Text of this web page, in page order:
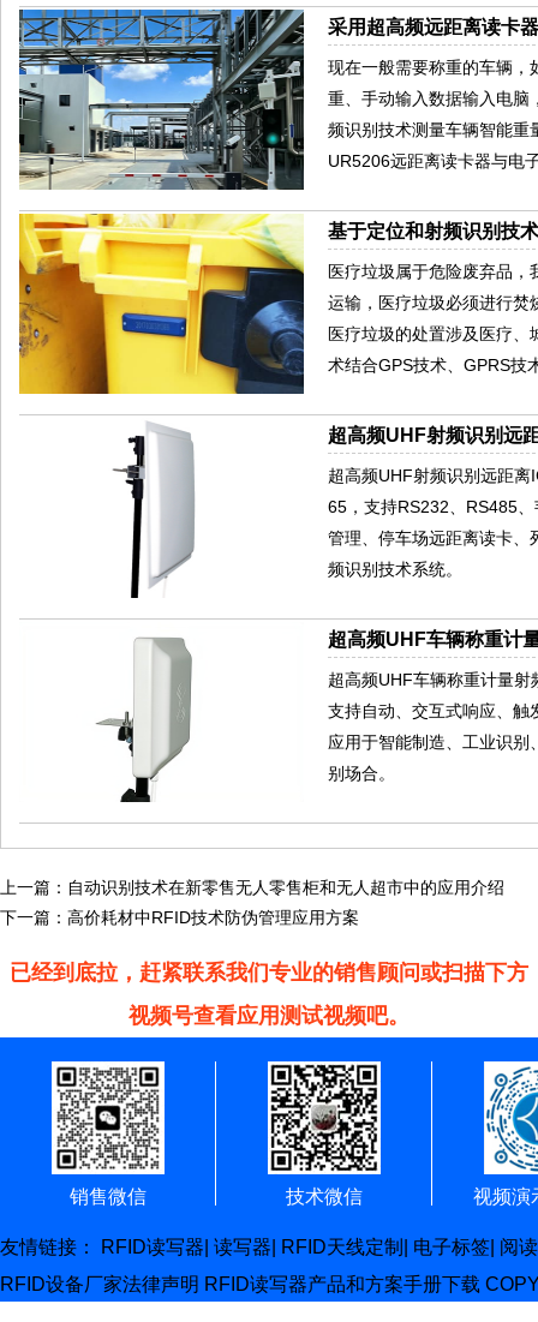
采用超高频远距离读卡
现在一般需要称重的车辆，
重、手动输入数据输入电脑
频识别技术测量车辆智能重
UR5206远距离读卡器与电
基于定位和射频识别技
医疗垃圾属于危险废弃品
运输，医疗垃圾必须进行焚
医疗垃圾的处置涉及医疗
术结合GPS技术、GPRS技
超高频UHF射频识别远
超高频UHF射频识别远距
65，支持RS232、RS485
管理、停车场远距离读卡、
频识别技术系统。
超高频UHF车辆称重计
超高频UHF车辆称重计量
支持自动、交互式响应、触
应用于智能制造、工业识
别场合。
上一篇： 自动识别技术在新零售无人零售柜和无人超市中的应用介绍
下一篇： 高价耗材中RFID技术防伪管理应用方案
已经到底拉，赶紧联系我们专业的销售顾问或扫描下方
视频号查看应用测试视频吧。
销售微信 技术微信 视频演
友情链接： RFID读写器 读写器 RFID天线定制 电子标签 阅
RFID设备厂家法律声明 RFID读写器产品和方案手册下载